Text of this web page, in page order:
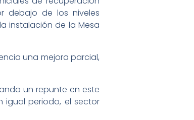
debajo de los niveles
instalación de la Mesa
una mejora parcial,
un repunte en este
igual periodo, el sector